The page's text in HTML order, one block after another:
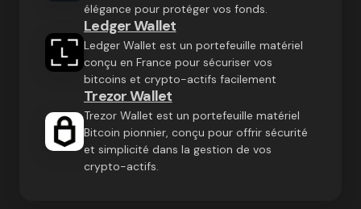
élégance pour protéger vos fonds.
Ledger Wallet
Ledger Wallet est un portefeuille matériel
conçu en France pour sécuriser vos
bitcoins et crypto-actifs facilement
Trezor Wallet
Trezor Wallet est un portefeuille matériel
Bitcoin pionnier, conçu pour offrir sécurité
et simplicité dans la gestion de vos
crypto-actifs.